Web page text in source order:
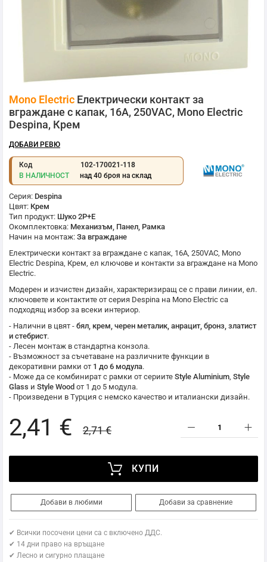
към
началото
на
галерия
със
снимки
Mono Electric Електрически контакт за
вграждане с капак, 16A, 250VAC, Mono Electric
Despina, Крем
ДОБАВИ РЕВЮ
Код
102-170021-118
В НАЛИЧНОСТ
над 40 броя на склад
Серия: Despina
Цвят: Крем
Тип продукт: Шуко 2P+E
Окомплектовка: Механизъм, Панел, Рамка
Начин на монтаж: За вграждане
Електрически контакт за вграждане с капак, 16A, 250VAC, Mono
Electric Despina, Крем, ел ключове и контакти за вграждане на Mono
Electric.
Модерен и изчистен дизайн, характеризиращ се с прави линии, ел.
ключовете и контактите от серия Despina на Mono Electric са
подходящ избор за всеки интериор.
- Налични в цвят - бял, крем, черен металик, анрацит, бронз, златист
и стебрист.
- Лесен монтаж в стандартна конзола.
- Възможност за съчетаване на различните функции в
декоративни рамки от 1 до 6 модула.
- Може да се комбинират с рамки от сериите Style Aluminium, Style
Glass и Style Wood от 1 до 5 модула.
- Произведени в Турция с немско качество и италиански дизайн.
2,41 € 2,71 €
КУПИ
Добави в любими Добави за сравнение
✔ Всички посочени цени са с включено ДДС.
✔ 14 дни право на връщане
✔ Лесно и сигурно плащане